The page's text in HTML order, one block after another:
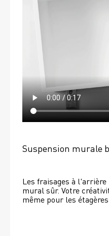
Suspension murale
Les fraisages à
mural sûr. Votre
même pour les